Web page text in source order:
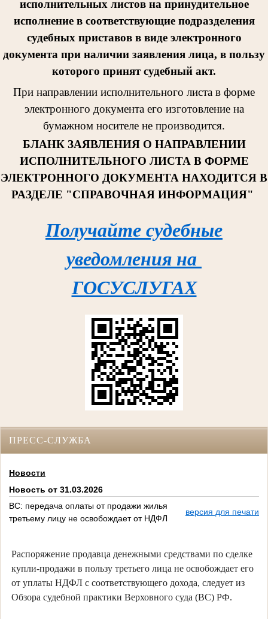
исполнительных листов на принудительное
исполнение в соответствующие подразделения
судебных приставов в виде электронного
документа при наличии заявления лица, в пользу
которого принят судебный акт.
При направлении исполнительного листа в форме
электронного документа его изготовление на
бумажном носителе не производится.
БЛАНК ЗАЯВЛЕНИЯ О НАПРАВЛЕНИИ
ИСПОЛНИТЕЛЬНОГО ЛИСТА В ФОРМЕ
ЭЛЕКТРОННОГО ДОКУМЕНТА НАХОДИТСЯ В
РАЗДЕЛЕ "СПРАВОЧНАЯ ИНФОРМАЦИЯ"
Получайте судебные
уведомления на
ГОСУСЛУГАХ
ПРЕСС-СЛУЖБА
Новости
Новость от 31.03.2026
ВС: передача оплаты от продажи жилья
третьему лицу не освобождает от НДФЛ
версия для печати
Распоряжение продавца денежными средствами по сделке
купли-продажи в пользу третьего лица не освобождает его
от уплаты НДФЛ с соответствующего дохода, следует из
Обзора судебной практики Верховного суда (ВС) РФ.